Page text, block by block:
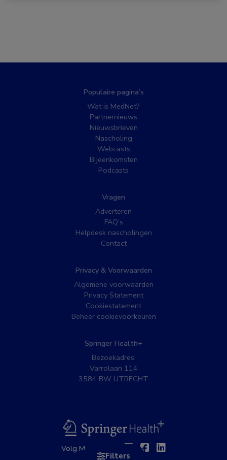
Filters
Populaire pagina’s
Wat is MedNet?
Partnernieuws
Nieuwsbrieven
Nascholing
Webcasts
Bijeenkomsten
Podcasts
Vragen
Adverteren
FAQ’s
Helpdesk nascholingen
Contact
Privacy & Voorwaarden
Algemene voorwaarden
Privacy Statement
Cookiestatement
Beheer cookievoorkeuren
Springer Health+
Bezoekadres:
Varrolaan 114
3584 BW UTRECHT
BSL
Volg MedNet op: TwitterFacebook
Linkedin